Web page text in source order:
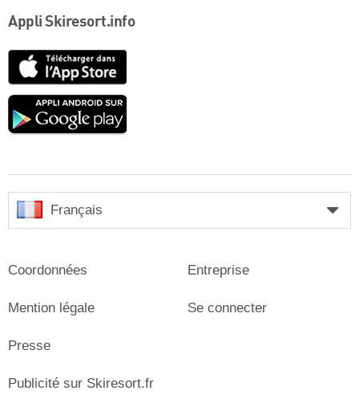
Appli Skiresort.info
Google
Français
Coordonnées
Mention légale
Presse
Entreprise
Se connecter
Publicité sur Skiresort.fr